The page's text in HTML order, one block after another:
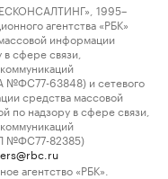
1995–
агентства «РБК»
информации
сфере связи,
№ФС77-63848) и сетевого
средства массовой
по надзору в сфере связи,
№ФС77-82385)
агентство «РБК».